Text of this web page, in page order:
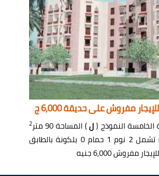
للإيجار مفروش على حديقة 6,000 ج
النموذج (ل) المساحة 90 متر 2
شرقي تطل على حديقة تشمل 2 نوم 1 حمام 0 بلكونة بالطابق
6,000 جنيه